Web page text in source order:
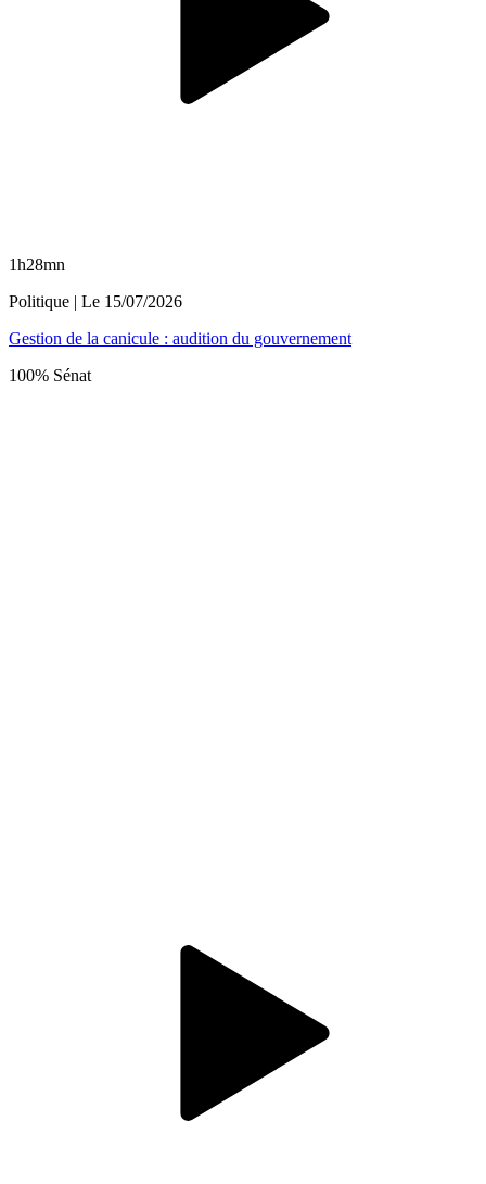
1h28mn
Politique | Le 15/07/2026
Gestion de la canicule : audition du gouvernement
100% Sénat